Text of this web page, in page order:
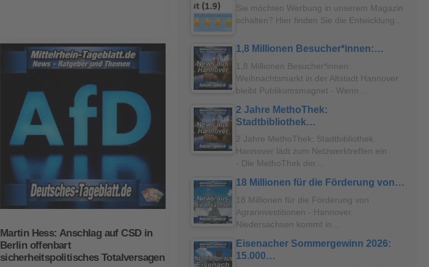
Martin Hess: Anschlag auf CSD in
Berlin offenbart
sicherheitspolitisches Totalversagen
Sie möchten Werbung in unserem Magazin
schalten? Hier finden Sie die Entwicklung…
1,8 Millionen Besucher*innen:…
1,8 Millionen Besucher*innen:
Weihnachtsmarkt in der Altstadt Hannover
bleibt Publikumsmagnet - Wenn…
2 Jahre MethoThek:
Stadtbibliothek…
2 Jahre MethoThek: Stadtbibliothek
Hannover lädt zum Netzwerktreffen ein
- Die MethoThek der…
18 Millionen für die Förderung von…
18 Millionen für die Förderung von
Agrarinvestitionen - Hannover.
Niedersachsen kommt in…
Eisenacher Sommergewinn 2026:
15.000…